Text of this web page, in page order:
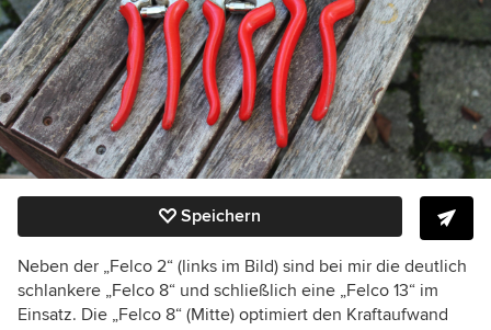
Speichern
Neben der „Felco 2“ (links im Bild) sind bei mir die deutlich
schlankere „Felco 8“ und schließlich eine „Felco 13“ im
Einsatz. Die „Felco 8“ (Mitte) optimiert den Kraftaufwand